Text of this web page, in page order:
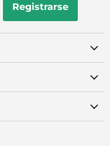
Registrarse